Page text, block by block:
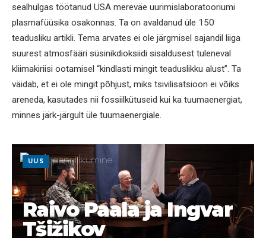
sealhulgas töötanud USA mereväe uurimislaboratooriumi
plasmafüüsika osakonnas. Ta on avaldanud üle 150
teadusliku artikli. Tema arvates ei ole järgmisel sajandil liiga
suurest atmosfääri süsinikdioksiidi sisaldusest tuleneval
kliimakiriisi ootamisel “kindlasti mingit teaduslikku alust”. Ta
väidab, et ei ole mingit põhjust, miks tsivilisatsioon ei võiks
areneda, kasutades nii fossiilkütuseid kui ka tuumaenergiat,
minnes järk-järgult üle tuumaenergiale.
UUS
Raivo Paala ja Ingvar
Tšižikov